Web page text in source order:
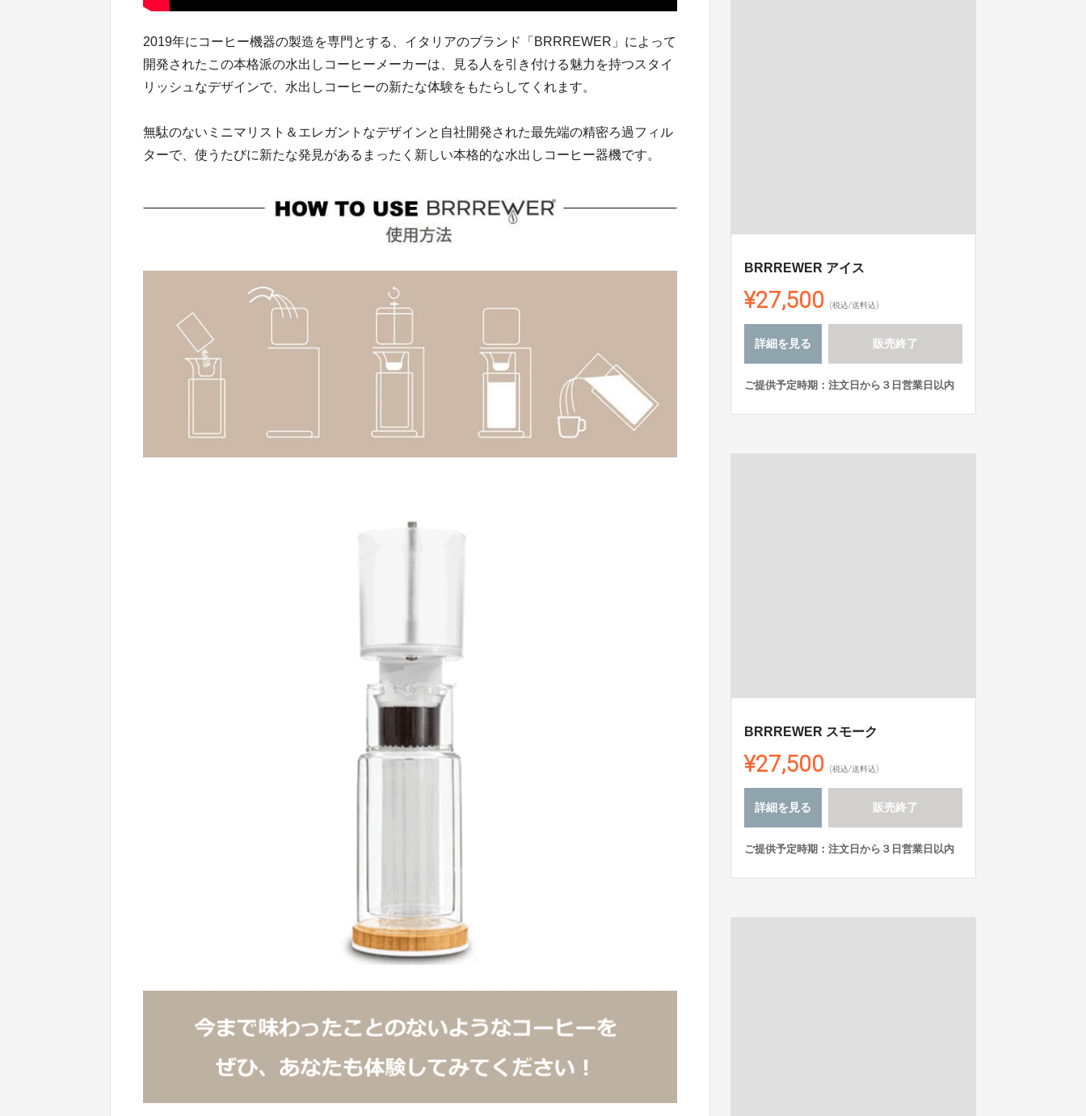
2019年にコーヒー機器の製造を専門とする、イタリアのブランド「BRRREWER」によって
開発されたこの本格派の水出しコーヒーメーカーは、見る人を引き付ける魅力を持つスタイ
リッシュなデザインで、水出しコーヒーの新たな体験をもたらしてくれます。
無駄のないミニマリスト＆エレガントなデザインと自社開発された最先端の精密ろ過フィル
ターで、使うたびに新たな発見があるまったく新しい本格的な水出しコーヒー器機です。
BRRREWER アイス
¥27,500 (税込/送料込)
詳細を見る 販売終了
ご提供予定時期：注文日から３日営業日以内
BRRREWER スモーク
¥27,500 (税込/送料込)
詳細を見る 販売終了
ご提供予定時期：注文日から３日営業日以内